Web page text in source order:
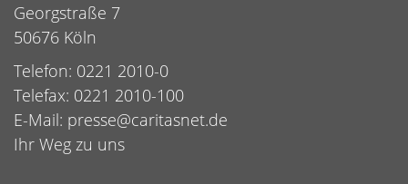
Georgstraße 7
50676 Köln
Telefon: 0221 2010-0
Telefax: 0221 2010-100
E-Mail: presse@caritasnet.de
Ihr Weg zu uns